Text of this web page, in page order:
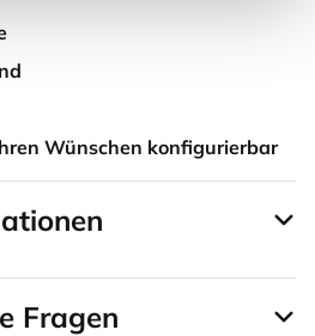
Wünschen konfigurierbar
Fragen